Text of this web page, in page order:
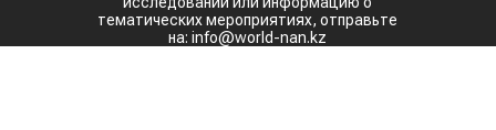
тематических мероприятиях, отправьте
на: info@world-nan.kz